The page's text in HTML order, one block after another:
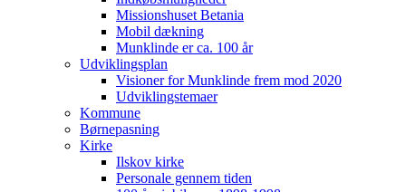
Missionshuset Betania
Mobil dækning
Munklinde er ca. 100 år
Udviklingsplan
Visioner for Munklinde frem mod 2020
Udviklingstemaer
Kommune
Børnepasning
Kirke
Ilskov kirke
Personale gennem tiden